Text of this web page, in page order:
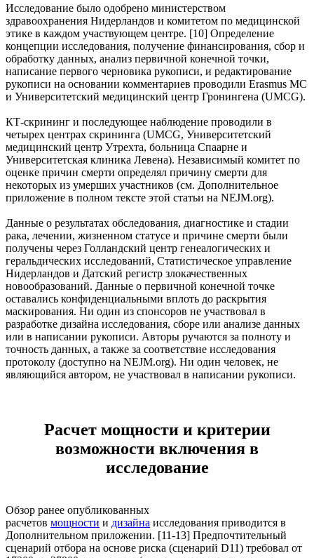
Исследование было одобрено министерством
здравоохранения Нидерландов и комитетом по медицинской
этике в каждом участвующем центре. [10] Определение
концепции исследования, получение финансирования, сбор и
обработку данных, анализ первичной конечной точки,
написание первого черновика рукописи, и редактирование
рукописи на основании комментариев проводили Erasmus MC
и Университетский медицинский центр Гронингена (UMCG).
КТ-скрининг и последующее наблюдение проводили в
четырех центрах скрининга (UMCG, Университетский
медицинский центр Утрехта, больница Спаарне и
Университетская клиника Левена). Независимый комитет по
оценке причин смерти определял причину смерти для
некоторых из умерших участников (см. Дополнительное
приложение в полном тексте этой статьи на NEJM.org).
Данные о результатах обследования, диагностике и стадии
рака, лечении, жизненном статусе и причине смерти были
получены через Голландский центр генеалогических и
геральдических исследований, Статистическое управление
Нидерландов и Датский регистр злокачественных
новообразований. Данные о первичной конечной точке
оставались конфиденциальными вплоть до раскрытия
маскирования. Ни один из спонсоров не участвовал в
разработке дизайна исследования, сборе или анализе данных
или в написании рукописи. Авторы ручаются за полноту и
точность данных, а также за соответствие исследования
протоколу (доступно на NEJM.org). Ни один человек, не
являющийся автором, не участвовал в написании рукописи.
Расчет мощности и критерии
возможности включения в
исследование
Обзор ранее опубликованных
расчетов мощности и дизайна исследования приводится в
Дополнительном приложении. [11-13] Предпочтительный
сценарий отбора на основе риска (сценарий D11) требовал от